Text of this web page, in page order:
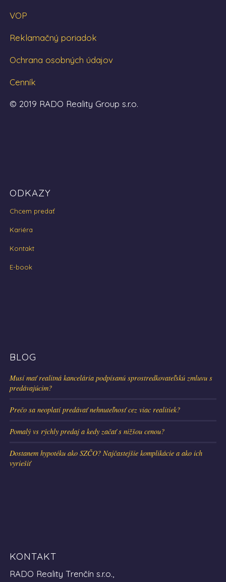
VOP
Reklamačný poriadok
Ochrana osobných údajov
Cenník
© 2019 RADO Reality Group s.r.o.
ODKAZY
Chcem predať
Kariéra
Kontakt
E-book
BLOG
Musí mať realitná kancelária podpísanú sprostredkovateľskú zmluvu s
predávajúcim?
Prečo sa neoplatí predávať nehnuteľnosť cez viac realitiek?
Pomalý vs rýchly predaj a kedy začať s nižšou cenou?
Dostanem hypotéku ako SZČO? Najčastejšie komplikácie a ako ich
vyriešiť
KONTAKT
RADO Reality Trenčín s.r.o.,